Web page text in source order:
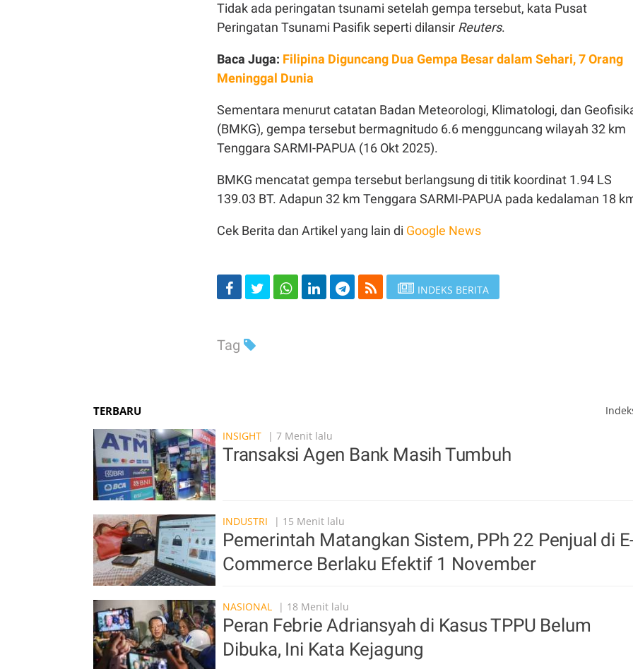
Tidak ada peringatan tsunami setelah gempa tersebut, kata Pusat
Peringatan Tsunami Pasifik seperti dilansir Reuters.
Baca Juga: Filipina Diguncang Dua Gempa Besar dalam Sehari, 7 Orang
Meninggal Dunia
Sementara menurut catatan Badan Meteorologi, Klimatologi, dan
(BMKG), gempa tersebut bermagnitudo 6.6 mengguncang wilayah 32 km
Tenggara SARMI-PAPUA (16 Okt 2025).
BMKG mencatat gempa tersebut berlangsung di titik koordinat 1.94 LS
139.03 BT. Adapun 32 km Tenggara SARMI-PAPUA pada kedalaman 18
Cek Berita dan Artikel yang lain di Google News
INDEKS BERITA
Tag
TERBARU
INSIGHT
| 7 Menit lalu
Transaksi Agen Bank Masih Tumbuh
INDUSTRI | 15 Menit lalu
Pemerintah Matangkan Sistem, PPh 22 Penjual di
Commerce Berlaku Efektif 1 November
NASIONAL | 18 Menit lalu
Peran Febrie Adriansyah di Kasus TPPU Belum
Dibuka, Ini Kata Kejagung